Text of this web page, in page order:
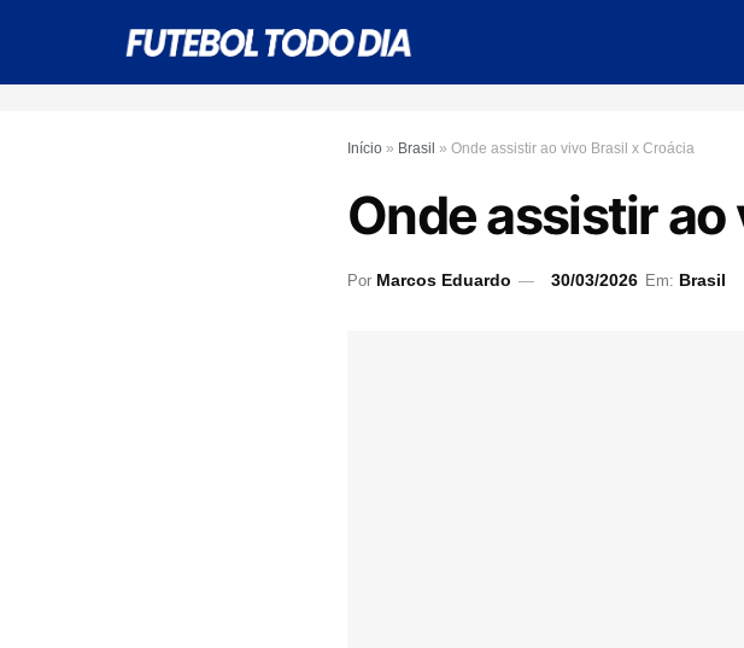
Início » Brasil » Onde assistir ao vivo Brasil x Croácia
Onde assistir ao
Por Marcos Eduardo 30/03/2026 Em: Brasil